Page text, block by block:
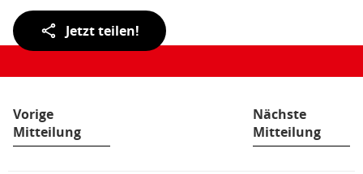
Teilen
der
Jetzt teilen!
Vorige
Mitteilung
Nächste
Mitteilung